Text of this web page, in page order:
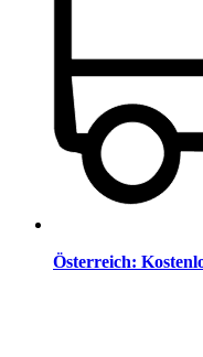
Österreich: